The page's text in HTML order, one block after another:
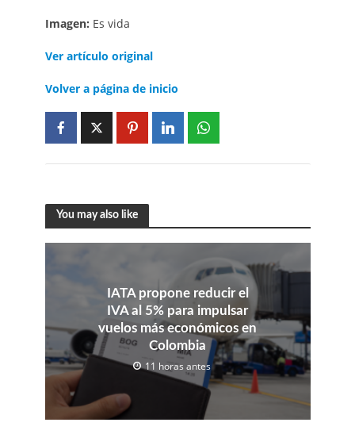
Imagen: Es vida
Ver artículo original
Volver a página de inicio
You may also like
IATA propone reducir el
IVA al 5% para impulsar
vuelos más económicos en
Colombia
11 horas antes